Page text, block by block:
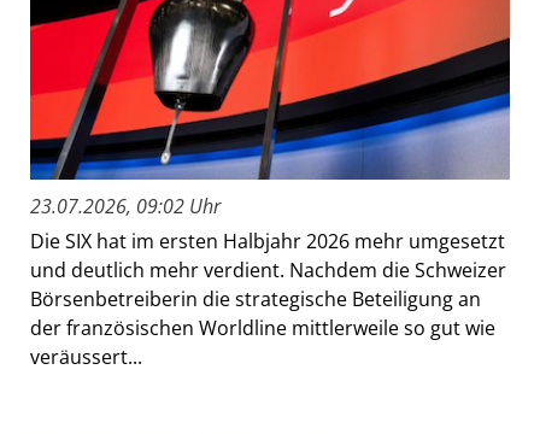
23.07.2026, 09:02 Uhr
Die SIX hat im ersten Halbjahr 2026 mehr umgesetzt
und deutlich mehr verdient. Nachdem die Schweizer
Börsenbetreiberin die strategische Beteiligung an
der französischen Worldline mittlerweile so gut wie
veräussert...